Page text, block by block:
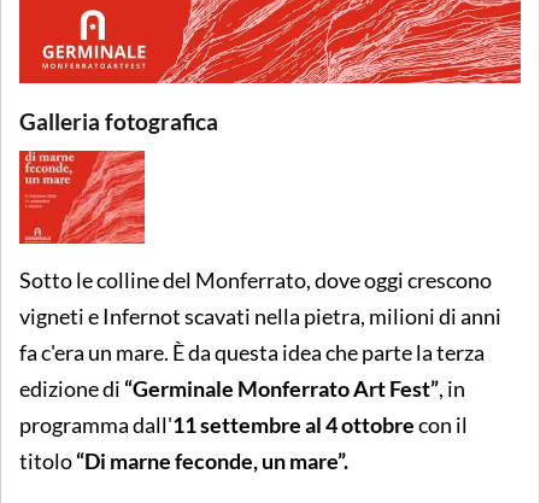
Galleria fotografica
Sotto le colline del Monferrato, dove oggi crescono
vigneti e Infernot scavati nella pietra, milioni di anni
fa c'era un mare. È da questa idea che parte la terza
edizione di “Germinale Monferrato Art Fest”, in
programma dall'11 settembre al 4 ottobrecon il
titolo“Di marne feconde, un mare”.